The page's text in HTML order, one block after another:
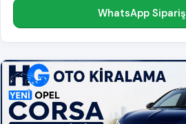
WhatsApp Sipariş